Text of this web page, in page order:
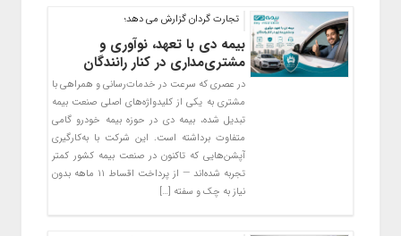
تجارت گردان گزارش می دهد؛
بیمه دی با تعهد، نوآوری و
مشتری‌مداری در کنار رانندگان
در عصری که سرعت در خدمات‌رسانی و همراهی با
مشتری به یکی از کلیدواژه‌های اصلی صنعت بیمه
تبدیل شده، بیمه دی در حوزه بیمه خودرو گامی
متفاوت برداشته است. این شرکت با به‌کارگیری
آپشن‌هایی که تاکنون در صنعت بیمه کشور کمتر
تجربه شده‌اند — از پرداخت اقساط ۱۱ ماهه بدون
نیاز به چک و سفته […]